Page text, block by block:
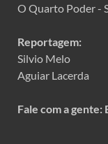
O Quarto Poder -
Reportagem:
Silvio Melo
Aguiar Lacerda
Fale com a gente: